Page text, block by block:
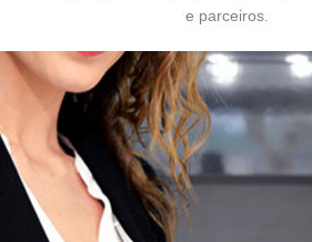
e parceiros.